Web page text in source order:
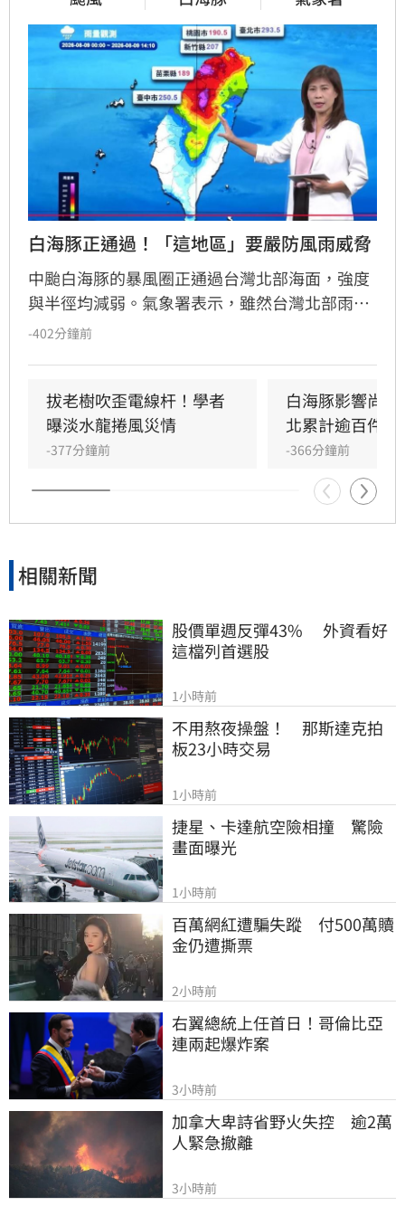
白海豚正通過！「這地區」要嚴防風雨威脅
中颱白海豚的暴風圈正通過台灣北部海面，強度
與半徑均減弱。氣象署表示，雖然台灣北部雨勢
將逐漸趨緩，但馬祖地區傍晚至晚間仍面臨劇烈
（10）日中南部地區仍有斷斷續續陣雨，南部山
區與大台北地區須提防局部大雨。
-402分鐘前
拔老樹吹歪電線杆！學者
曝淡水龍捲風災情
-377分鐘前
白海豚影響尚
北累計逾百件災
-366分鐘前
相關新聞
股價單週反彈43%　 外資看好
這檔列首選股
1小時前
不用熬夜操盤！　那斯達克拍
板23小時交易
1小時前
捷星、卡達航空險相撞　驚險
畫面曝光
1小時前
百萬網紅遭騙失蹤　付500萬贖
金仍遭撕票
2小時前
右翼總統上任首日！哥倫比亞
連兩起爆炸案
3小時前
加拿大卑詩省野火失控　逾2萬
人緊急撤離
3小時前